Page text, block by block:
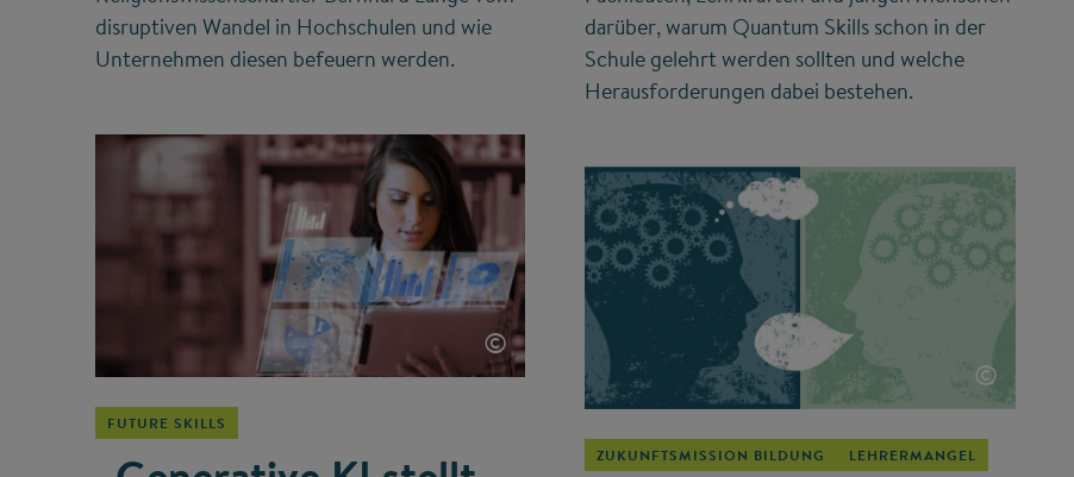
disruptiven Wandel in Hochschulen und wie
Unternehmen diesen befeuern werden.
darüber, warum Quantum Skills schon in der
Schule gelehrt werden sollten und welche
Herausforderungen dabei bestehen.
©
FUTURE SKILLS
©
ZUKUNFTSMISSION BILDUNG LEHRERMANGEL